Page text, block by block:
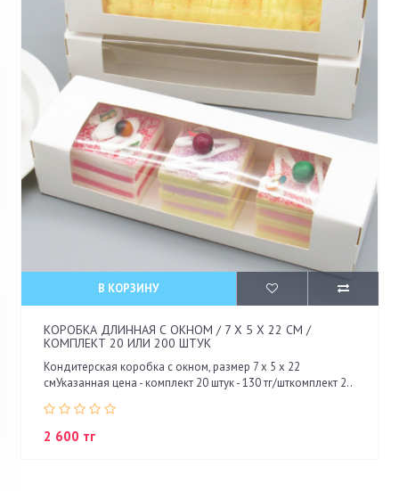
В КОРЗИНУ
КОРОБКА ДЛИННАЯ С ОКНОМ / 7 Х 5 Х 22 СМ /
КОМПЛЕКТ 20 ИЛИ 200 ШТУК
Кондитерская коробка с окном, размер 7 х 5 х 22
смУказанная цена - комплект 20 штук - 130 тг/шткомплект 2..
2 600 тг